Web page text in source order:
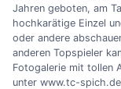
Jahren geboten, am
hochkarätige Einzel
oder andere
anderen Topspieler
Fotogalerie mit tollen
unter www.tc-spich.de